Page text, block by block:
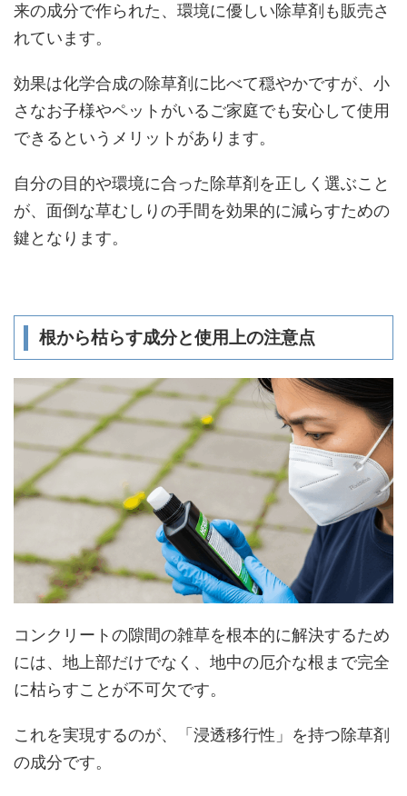
来の成分で作られた、環境に優しい除草剤も販売さ
れています。
効果は化学合成の除草剤に比べて穏やかですが、小
さなお子様やペットがいるご家庭でも安心して使用
できるというメリットがあります。
自分の目的や環境に合った除草剤を正しく選ぶこと
が、面倒な草むしりの手間を効果的に減らすための
鍵となります。
根から枯らす成分と使用上の注意点
コンクリートの隙間の雑草を根本的に解決するため
には、地上部だけでなく、地中の厄介な根まで完全
に枯らすことが不可欠です。
これを実現するのが、「浸透移行性」を持つ除草剤
の成分です。